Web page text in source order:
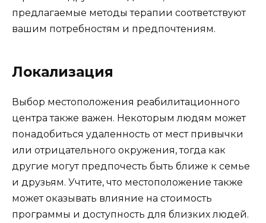
предлагаемые методы терапии соответствуют
вашим потребностям и предпочтениям.
Локализация
Выбор местоположения реабилитационного
центра также важен. Некоторым людям может
понадобиться удаленность от мест привычки
или отрицательного окружения, тогда как
другие могут предпочесть быть ближе к семье
и друзьям. Учтите, что местоположение также
может оказывать влияние на стоимость
программы и доступность для близких людей.